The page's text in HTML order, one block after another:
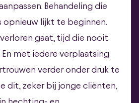
Behandeling die
lijkt te beginnen.
gaat, tijd die nooit
met iedere verplaatsing
verder onder druk te
dit, zeker bij jonge cliënten,